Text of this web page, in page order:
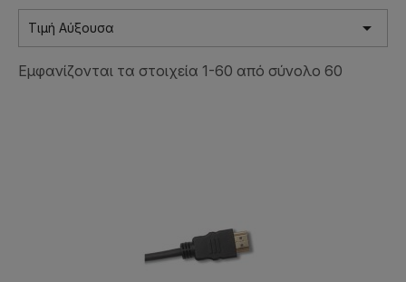
Τιμή Αύξουσα 
Εμφανίζονται τα στοιχεία 1-60 από σύνολο 60